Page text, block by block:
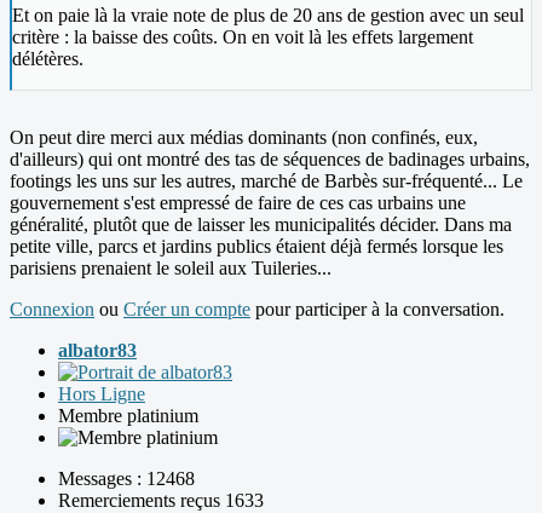
Et on paie là la vraie note de plus de 20 ans de gestion avec un seul
critère : la baisse des coûts. On en voit là les effets largement
délétères.
On peut dire merci aux médias dominants (non confinés, eux,
d'ailleurs) qui ont montré des tas de séquences de badinages urbains,
footings les uns sur les autres, marché de Barbès sur-fréquenté... Le
gouvernement s'est empressé de faire de ces cas urbains une
généralité, plutôt que de laisser les municipalités décider. Dans ma
petite ville, parcs et jardins publics étaient déjà fermés lorsque les
parisiens prenaient le soleil aux Tuileries...
Connexion ou Créer un compte pour participer à la conversation.
albator83
Hors Ligne
Membre platinium
Messages : 12468
Remerciements reçus 1633